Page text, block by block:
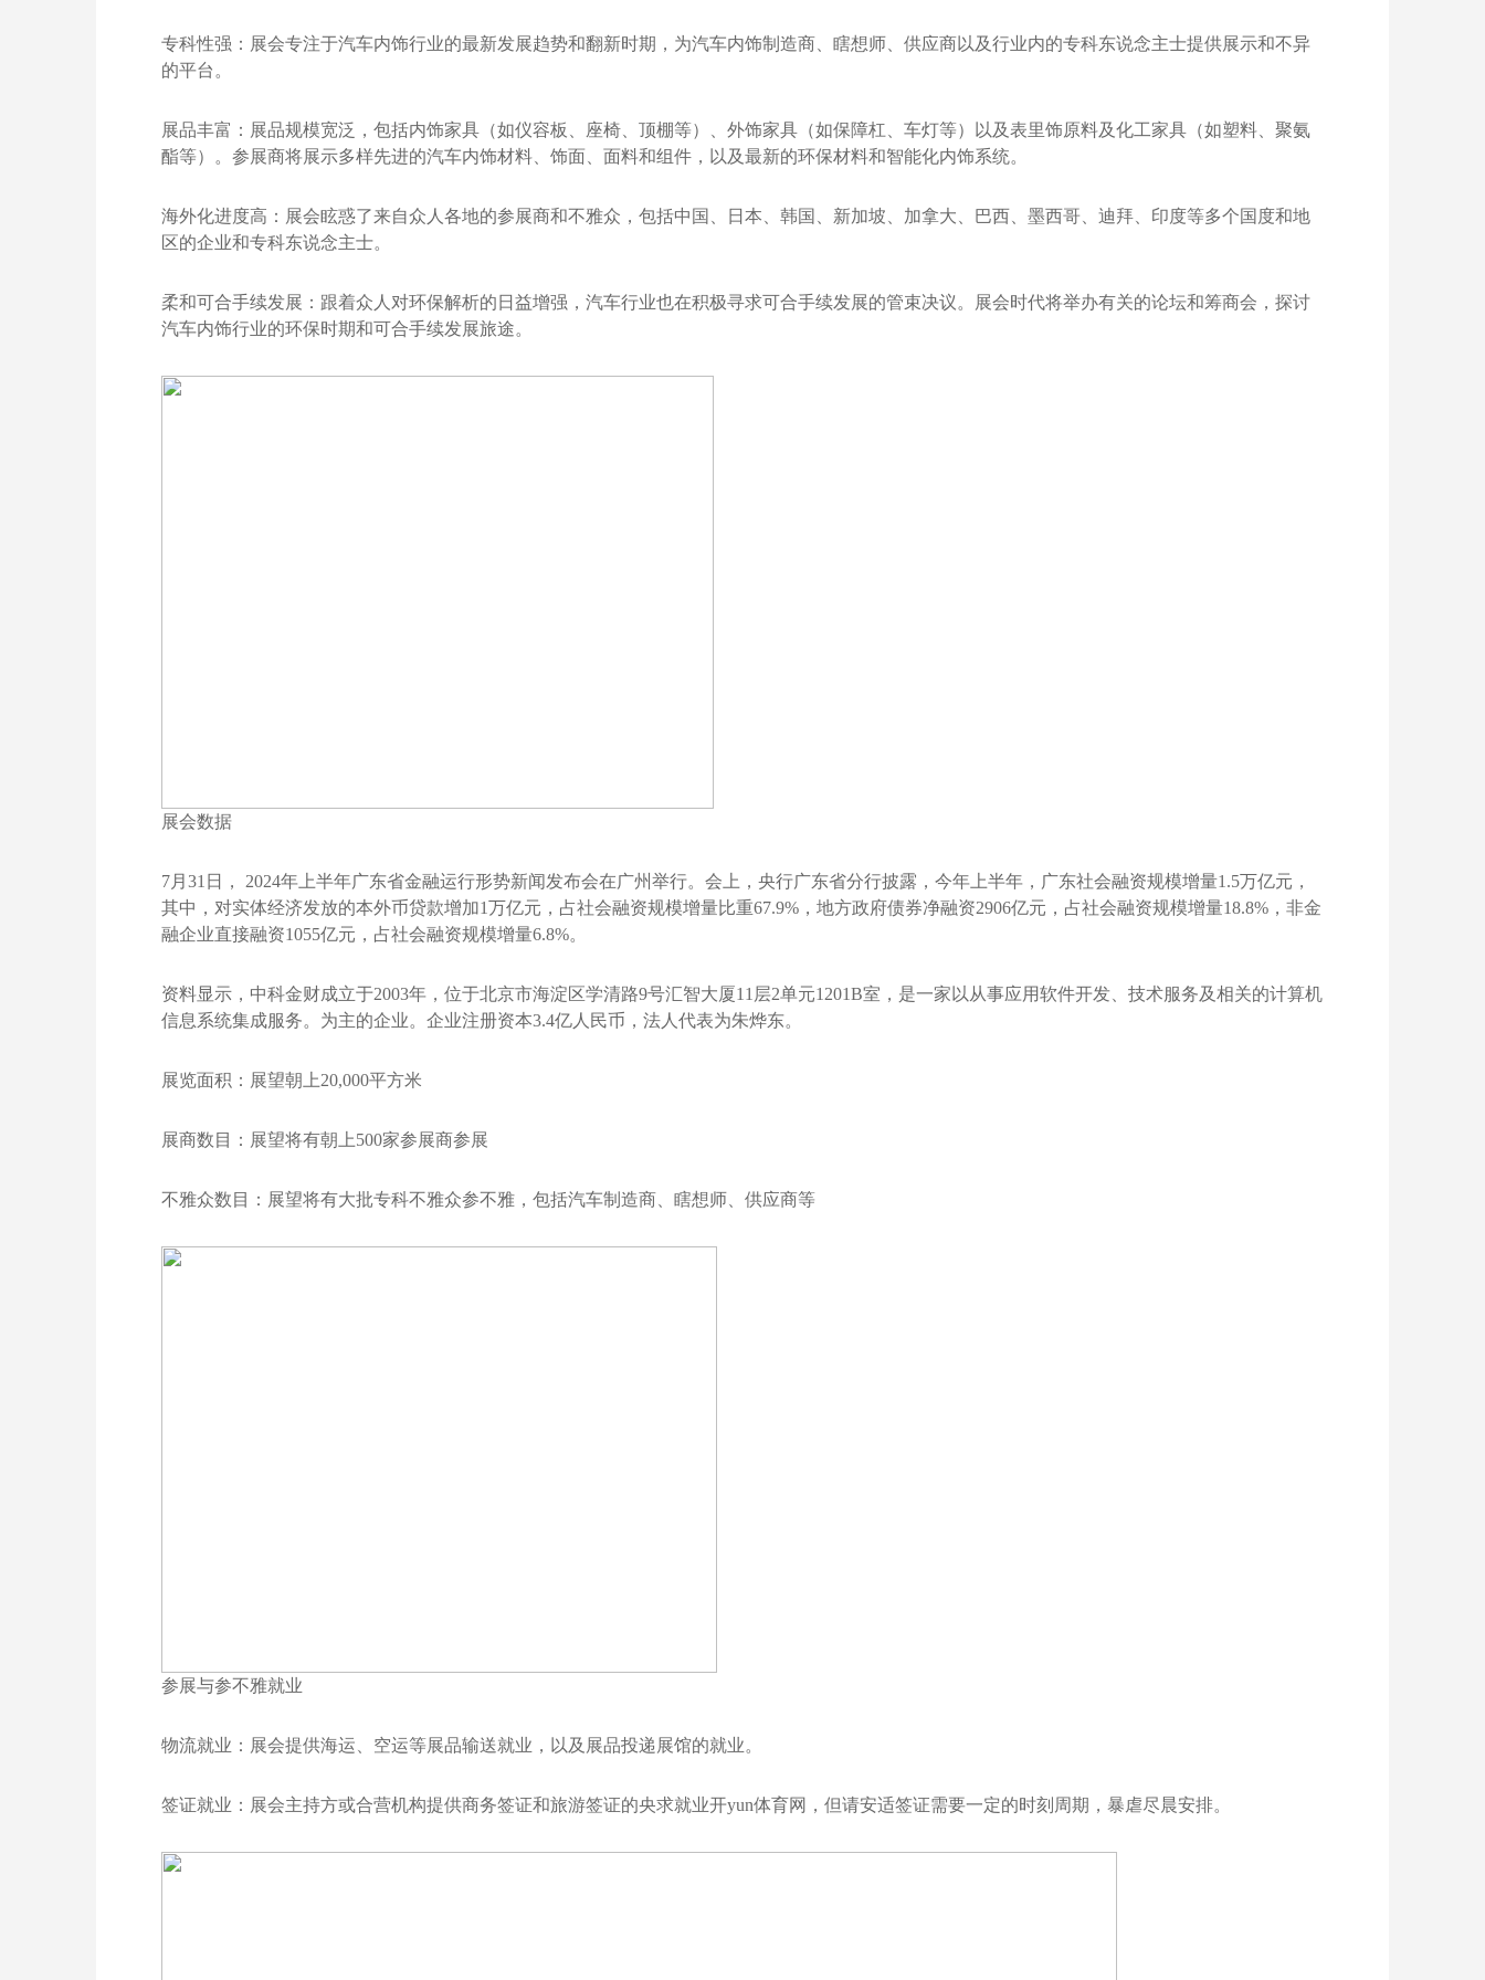
专科性强：展会专注于汽车内饰行业的最新发展趋势和翻新时期，为汽车内饰制造商、瞎想师、供应商以及行业内的专科东说念主士提供展示和不异
的平台。
展品丰富：展品规模宽泛，包括内饰家具（如仪容板、座椅、顶棚等）、外饰家具（如保障杠、车灯等）以及表里饰原料及化工家具（如塑料、聚氨
酯等）。参展商将展示多样先进的汽车内饰材料、饰面、面料和组件，以及最新的环保材料和智能化内饰系统。
海外化进度高：展会眩惑了来自众人各地的参展商和不雅众，包括中国、日本、韩国、新加坡、加拿大、巴西、墨西哥、迪拜、印度等多个国度和地
区的企业和专科东说念主士。
柔和可合手续发展：跟着众人对环保解析的日益增强，汽车行业也在积极寻求可合手续发展的管束决议。展会时代将举办有关的论坛和筹商会，探讨
汽车内饰行业的环保时期和可合手续发展旅途。
展会数据
7月31日， 2024年上半年广东省金融运行形势新闻发布会在广州举行。会上，央行广东省分行披露，今年上半年，广东社会融资规模增量1.5万亿元，
其中，对实体经济发放的本外币贷款增加1万亿元，占社会融资规模增量比重67.9%，地方政府债券净融资2906亿元，占社会融资规模增量18.8%，非金
融企业直接融资1055亿元，占社会融资规模增量6.8%。
资料显示，中科金财成立于2003年，位于北京市海淀区学清路9号汇智大厦11层2单元1201B室，是一家以从事应用软件开发、技术服务及相关的计算机
信息系统集成服务。为主的企业。企业注册资本3.4亿人民币，法人代表为朱烨东。
展览面积：展望朝上20,000平方米
展商数目：展望将有朝上500家参展商参展
不雅众数目：展望将有大批专科不雅众参不雅，包括汽车制造商、瞎想师、供应商等
参展与参不雅就业
物流就业：展会提供海运、空运等展品输送就业，以及展品投递展馆的就业。
签证就业：展会主持方或合营机构提供商务签证和旅游签证的央求就业开yun体育网，但请安适签证需要一定的时刻周期，暴虐尽晨安排。